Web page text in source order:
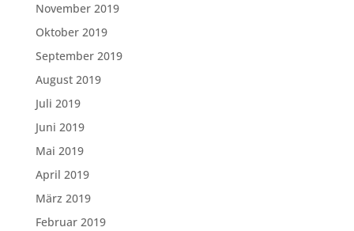
November 2019
Oktober 2019
September 2019
August 2019
Juli 2019
Juni 2019
Mai 2019
April 2019
März 2019
Februar 2019